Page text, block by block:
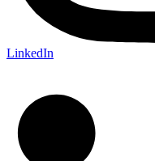
LinkedIn